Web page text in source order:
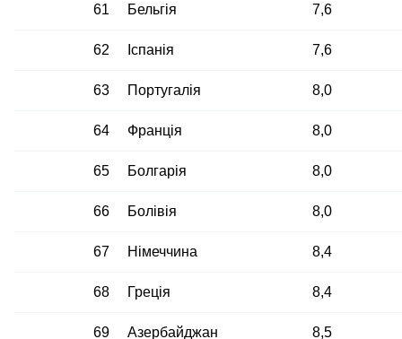
61 Бельгія 7,6
62 Іспанія 7,6
63 Португалія 8,0
64 Франція 8,0
65 Болгарія 8,0
66 Болівія 8,0
67 Німеччина 8,4
68 Греція 8,4
69 Азербайджан 8,5